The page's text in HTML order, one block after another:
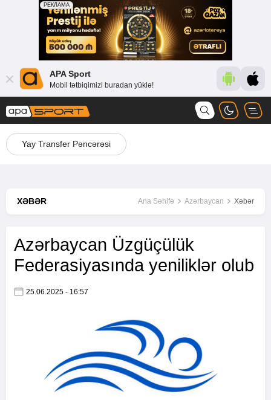
APA Sport
Mobil tətbiqimizi buradan yüklə!
Yay Transfer Pəncərəsi
XƏBƏR Ana Səhifə Azərbaycan Xəbər
Azərbaycan Üzgüçülük
Federasiyasında yeniliklər olub
25.06.2025 - 16:57